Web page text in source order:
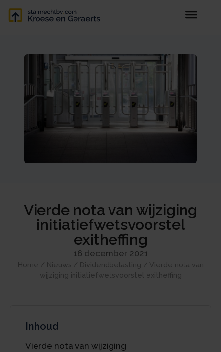
Vierde nota van wijziging
initiatiefwetsvoorstel
exitheffing
16 december 2021
Home / Nieuws / Dividendbelasting / Vierde nota van
wijziging initiatiefwetsvoorstel exitheffing
Inhoud
Vierde nota van wijziging